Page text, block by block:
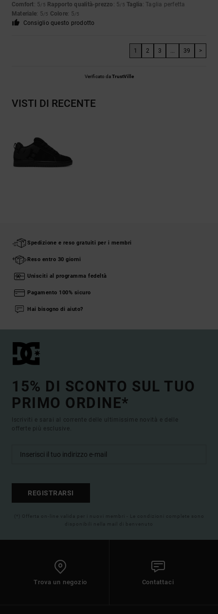
Comfort: 5/5 Rapporto qualità-prezzo : 5/5 Taglia: Taglia perfetta
Materiale: 5/5 Colore: 5/5
Consiglio questo prodotto
1 2 3 ... 39 >
Verificato daTrustVille
VISTI DI RECENTE
Spedizione e reso gratuiti per i membri
Reso entro 30 giorni
Unisciti al programma fedeltà
Pagamento 100% sicuro
Hai bisogno di aiuto?
15% DI SCONTO SUL TUO
PRIMO ORDINE*
Iscriviti e sarai al corrente delle ultimissime novità e delle
offerte più esclusive.
REGISTRARSI
(*) Offerta on-line valida per i nuovi membri - Le condizioni complete sono
disponibili nella mail di benvenuto
Trova un negozio Contattaci